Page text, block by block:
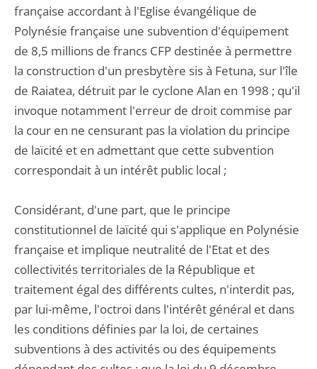
française accordant à l'Eglise évangélique de
Polynésie française une subvention d'équipement
de 8,5 millions de francs CFP destinée à permettre
la construction d'un presbytère sis à Fetuna, sur l'île
de Raiatea, détruit par le cyclone Alan en 1998 ; qu'il
invoque notamment l'erreur de droit commise par
la cour en ne censurant pas la violation du principe
de laïcité et en admettant que cette subvention
correspondait à un intérêt public local ;
Considérant, d'une part, que le principe
constitutionnel de laïcité qui s'applique en Polynésie
française et implique neutralité de l'Etat et des
collectivités territoriales de la République et
traitement égal des différents cultes, n'interdit pas,
par lui-même, l'octroi dans l'intérêt général et dans
les conditions définies par la loi, de certaines
subventions à des activités ou des équipements